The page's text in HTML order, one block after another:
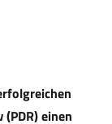
einen